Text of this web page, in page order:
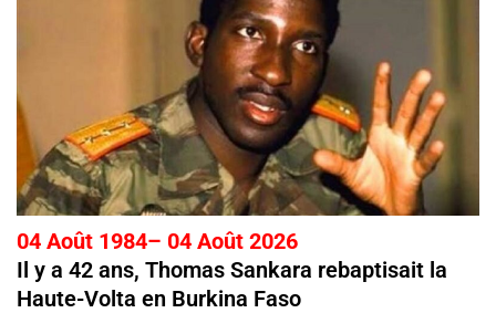
04 Août 1984– 04 Août 2026
Il y a 42 ans, Thomas Sankara rebaptisait la
Haute-Volta en Burkina Faso